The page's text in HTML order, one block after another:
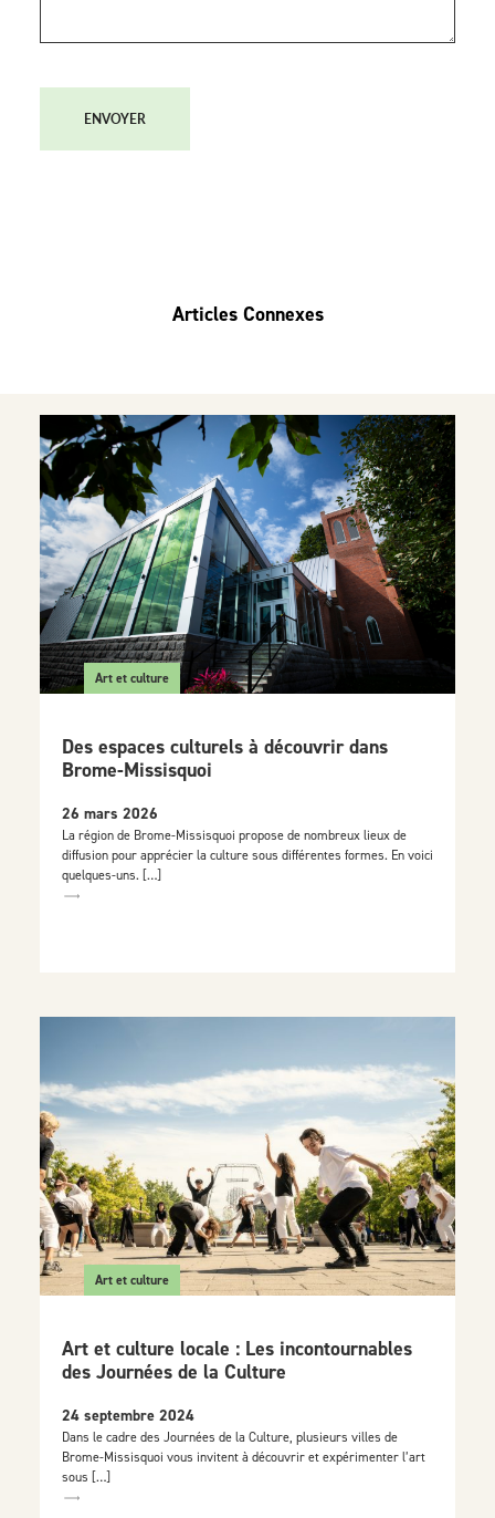
ENVOYER
Articles Connexes
Art et culture
Des espaces culturels à découvrir dans
Brome-Missisquoi
26 mars 2026
La région de Brome-Missisquoi propose de nombreux lieux de
diffusion pour apprécier la culture sous différentes formes. En voici
quelques-uns. […]
Art et culture
Art et culture locale : Les incontournables
des Journées de la Culture
24 septembre 2024
Dans le cadre des Journées de la Culture, plusieurs villes de
Brome-Missisquoi vous invitent à découvrir et expérimenter l’art
sous […]